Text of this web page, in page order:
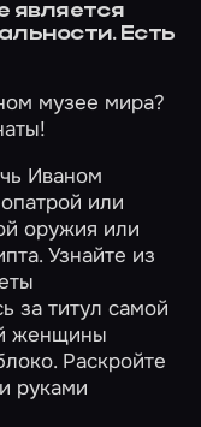
является
Есть
музее мира?
Иваном
или
оружия или
Узнайте из
за титул самой
женщины
Раскройте
руками